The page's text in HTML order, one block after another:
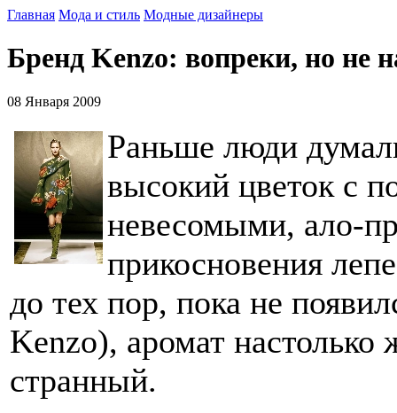
Главная Мода и стиль Модные дизайнеры
Бренд Kenzo: вопреки, но не
08 Января 2009
Раньше люди
высокий цветок с
невесомыми, ало-
прикосновения
до тех пор, пока не
Kenzo), аромат настолько
странный.